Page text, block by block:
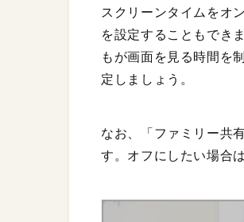
スクリーンタイムをオ
を設定することもでき
もが画面を見る時間を
定しましょう。
なお、「ファミリー共
す。オフにしたい場合